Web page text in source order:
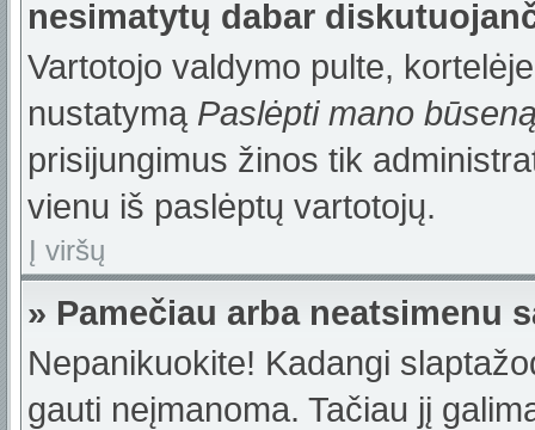
nesimatytų dabar
Vartotojo valdymo pulte,
nustatymą Paslėpti mano
prisijungimus žinos tik
vienu iš paslėptų vartotojų.
Į viršų
» Pamečiau arba neatsimenu
Nepanikuokite! Kadangi
gauti neįmanoma. Tačiau jį